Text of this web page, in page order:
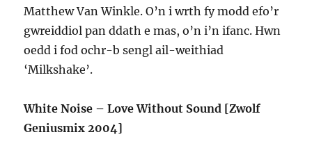
Matthew Van Winkle. O’n i wrth fy modd efo’r
gwreiddiol pan ddath e mas, o’n i’n ifanc. Hwn
oedd i fod ochr-b sengl ail-weithiad
‘Milkshake’.
White Noise – Love Without Sound [Zwolf
Geniusmix 2004]